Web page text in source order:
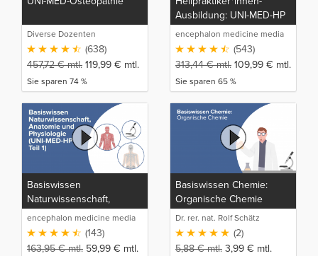
Diverse Dozenten
(638)
457,72€mtl. 119,99 € mtl.
Sie sparen 74 %
Ausbildung: UNI-MED-HP
encephalon medicine media
production GmbH(543)
313,44€mtl. 109,99 € mtl.
Sie sparen 65 %
Basiswissen
Naturwissenschaft,
Anatomie und Physiologie
(UNI-MED-HP Teil 1)
encephalon medicine media
production GmbH(143)
163,95€mtl. 59,99 € mtl.
Basiswissen Chemie:
Organische Chemie
Dr. rer. nat. Rolf Schätz
(2)
5,88€mtl. 3,99 € mtl.